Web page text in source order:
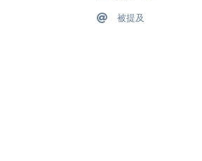
被提及